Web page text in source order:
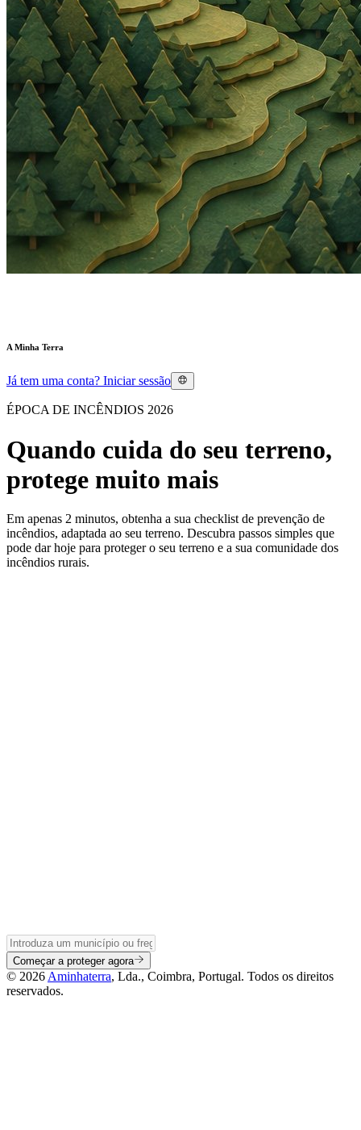
A Minha Terra
Já tem uma conta? Iniciar sessão
ÉPOCA DE INCÊNDIOS 2026
Quando cuida do seu terreno,
protege muito mais
Em apenas 2 minutos, obtenha a sua checklist de prevenção de
incêndios, adaptada ao seu terreno. Descubra passos simples que
pode dar hoje para proteger o seu terreno e a sua comunidade dos
incêndios rurais.
Começar a proteger agora
© 2026Aminhaterra, Lda., Coimbra, Portugal. Todos os direitos
reservados.